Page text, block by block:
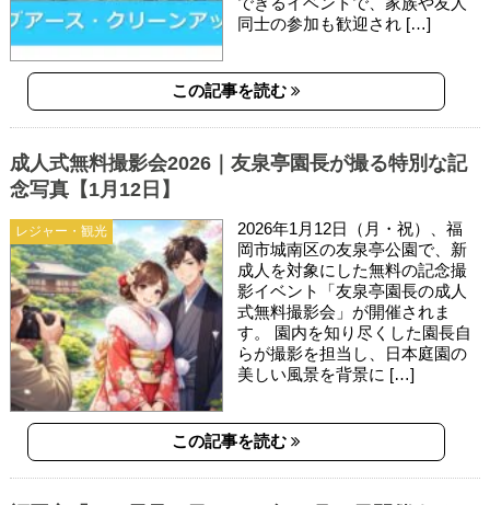
同士の参加も歓迎され […]
この記事を読む
レジャー・観光
成人式無料撮影会2026｜友泉亭園長が撮る特別な記
念写真【1月12日】
2026年1月12日（月・祝）、福
岡市城南区の友泉亭公園で、新
成人を対象にした無料の記念撮
影イベント「友泉亭園長の成人
式無料撮影会」が開催されま
す。 園内を知り尽くした園長自
らが撮影を担当し、日本庭園の
美しい風景を背景に […]
この記事を読む